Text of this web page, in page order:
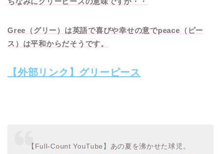
Gree（グリー）は英語で喜びや幸せの意でpeace（ピー
ス）は平和からだそうです。
【外部リンク】グリーピース
【Full-Count YouTube】あの夏を沸かせた球児。